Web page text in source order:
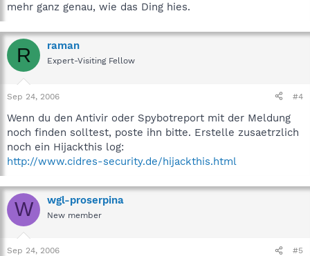
mehr ganz genau, wie das Ding hies.
R raman
Expert-Visiting Fellow
Sep 24, 2006 #4
Wenn du den Antivir oder Spybotreport mit der Meldung
noch finden solltest, poste ihn bitte. Erstelle zusaetrzlich
noch ein Hijackthis log:
http://www.cidres-security.de/hijackthis.html
W wgl-proserpina
New member
Sep 24, 2006 #5